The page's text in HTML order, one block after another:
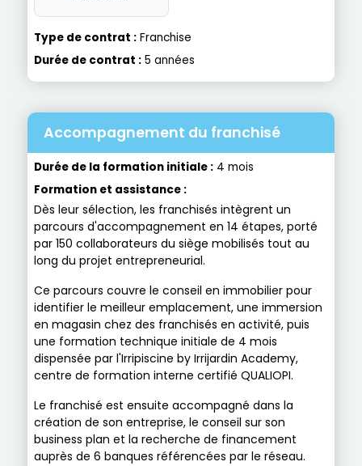
Type de contrat : Franchise
Durée de contrat : 5 années
Accompagnement du franchisé
Durée de la formation initiale : 4 mois
Formation et assistance :
Dès leur sélection, les franchisés intègrent un
parcours d'accompagnement en 14 étapes, porté
par 150 collaborateurs du siège mobilisés tout au
long du projet entrepreneurial.
Ce parcours couvre le conseil en immobilier pour
identifier le meilleur emplacement, une immersion
en magasin chez des franchisés en activité, puis
une formation technique initiale de 4 mois
dispensée par l'Irripiscine by Irrijardin Academy,
centre de formation interne certifié QUALIOPI.
Le franchisé est ensuite accompagné dans la
création de son entreprise, le conseil sur son
business plan et la recherche de financement
auprès de 6 banques référencées par le réseau.